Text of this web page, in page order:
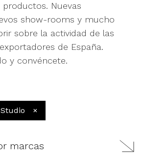
Nuevas
show-rooms y mucho
sobre la actividad de las
de España.
y convéncete.
×
marcas